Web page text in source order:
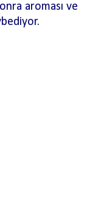
aroması ve